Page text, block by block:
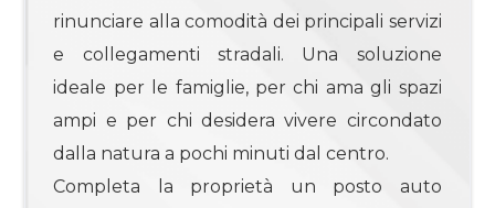
rinunciare alla comodità dei principali servizi
e collegamenti stradali. Una soluzione
ideale per le famiglie, per chi ama gli spazi
ampi e per chi desidera vivere circondato
dalla natura a pochi minuti dal centro.
Completa la proprietà un posto auto
1
2